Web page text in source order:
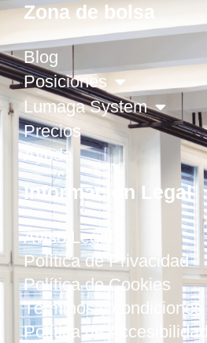
Zona de bolsa
Blog
Posiciones
Lumaga System
Precios
Ayuda
Información Legal
Aviso Legal
Política de Privacidad
Política de Cookies
Términos y condiciones
Política de Accesibilidad